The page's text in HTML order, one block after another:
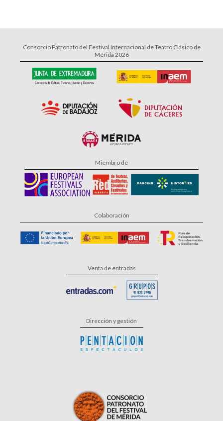
Consorcio Patronato del Festival Internacional de Teatro Clásico de
Mérida 2026
Miembro de
Colaboración
Venta de entradas
Dirección y gestión